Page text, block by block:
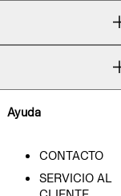
Ayuda
CONTACTO
SERVICIO AL